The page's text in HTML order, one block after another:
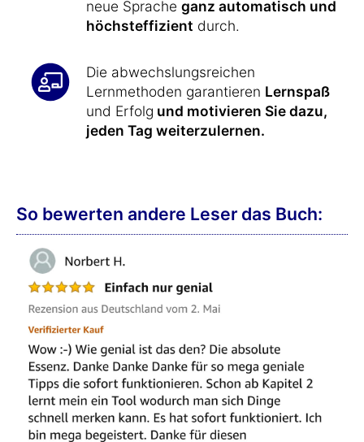
neue Sprache ganz automatisch und
höchsteffizient durch.
Die abwechslungsreichen
Lernmethoden garantieren Lernspaß
und Erfolg und motivieren Sie dazu,
jeden Tag weiterzulernen.
So bewerten andere Leser das Buch: